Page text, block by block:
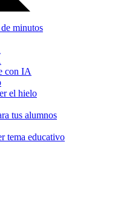
minutos
con IA
el hielo
tus alumnos
tema educativo